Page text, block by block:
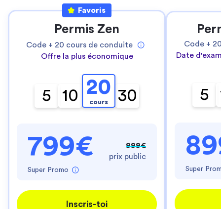
Favoris
Permis Zen
Code + 20 cours de conduite
Offre la plus économique
5 10 20
cours 30
799€
Super Promo
999€
prix public
Inscris-toi
Code +
Date
5
Super